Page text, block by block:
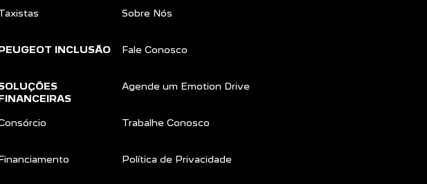
INCLUSÃO
Sobre Nós
Fale Conosco
Agende um Emotion Drive
Trabalhe Conosco
Política de Privacidade